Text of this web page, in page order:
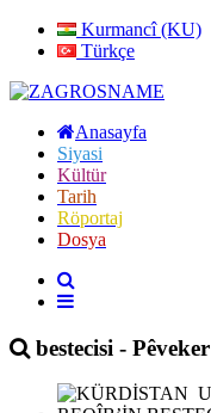
Kurmancî (KU)
Türkçe
Anasayfa
Siyasi
Kültür
Tarih
Röportaj
Dosya
bestecisi - Pêveker